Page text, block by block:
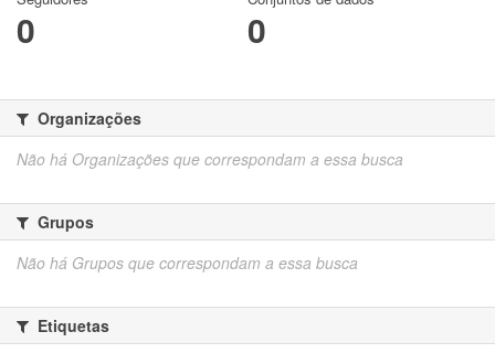
0 0
Organizações
Não há Organizações que correspondam a essa busca
Grupos
Não há Grupos que correspondam a essa busca
Etiquetas